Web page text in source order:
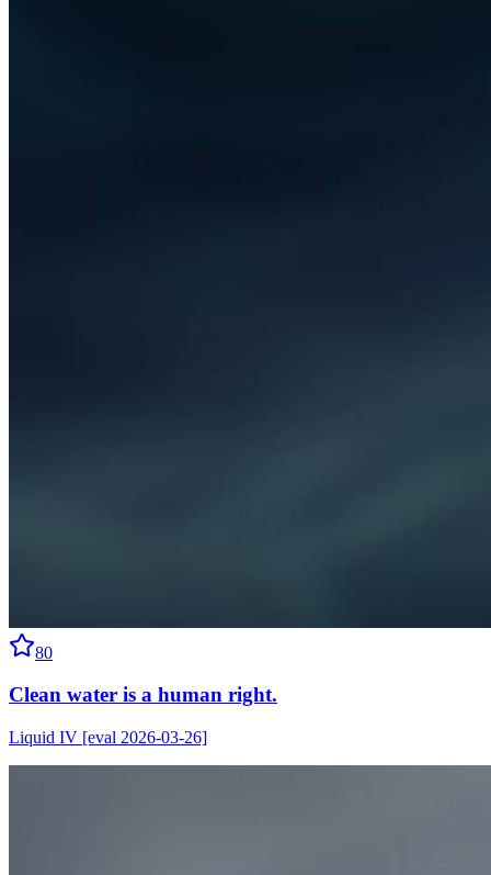
80
Clean water is a human right.
Liquid IV [eval 2026-03-26]